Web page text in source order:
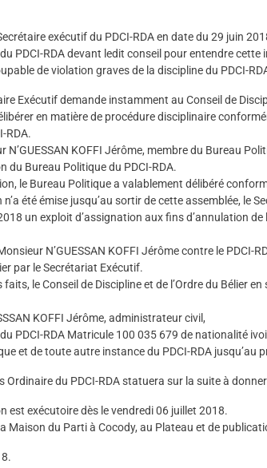
exécutif du PDCI-RDA en date du 29 juin
PDCI-RDA devant ledit conseil pour entendre cette
de violation graves de la discipline du PDCI-
Exécutif demande instamment au Conseil de
en matière de procédure disciplinaire
RDA.
N’GUESSAN KOFFI Jérôme, membre du Bureau
du Bureau Politique du PDCI-RDA.
le Bureau Politique a valablement délibéré
été émise jusqu’au sortir de cette assemblée, le
un exploit d’assignation aux fins d’annulation
N’GUESSAN KOFFI Jérôme contre le PDCI-
par le Secrétariat Exécutif.
le Conseil de Discipline et de l’Ordre du Bélier
KOFFI Jérôme, administrateur civil,
PDCI-RDA Matricule 100 035 679 de nationalité
et de toute autre instance du PDCI-RDA jusqu’au
Ordinaire du PDCI-RDA statuera sur la suite à
est exécutoire dès le vendredi 06 juillet 2018.
Maison du Parti à Cocody, au Plateau et de